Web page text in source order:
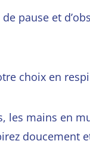
pause et
choix en
les mains en
doucement